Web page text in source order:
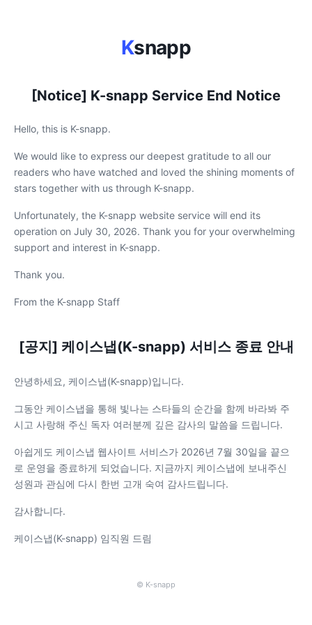
Ksnapp
[Notice] K-snapp Service End Notice
Hello, this is K-snapp.
We would like to express our deepest gratitude to all our
readers who have watched and loved the shining moments of
stars together with us through K-snapp.
Unfortunately, the K-snapp website service will end its
operation on July 30, 2026. Thank you for your overwhelming
support and interest in K-snapp.
Thank you.
From the K-snapp Staff
[공지] 케이스냅(K-snapp) 서비스 종료 안내
안녕하세요, 케이스냅(K-snapp)입니다.
그동안 케이스냅을 통해 빛나는 스타들의 순간을 함께 바라봐 주
시고 사랑해 주신 독자 여러분께 깊은 감사의 말씀을 드립니다.
아쉽게도 케이스냅 웹사이트 서비스가 2026년 7월 30일을 끝으
로 운영을 종료하게 되었습니다. 지금까지 케이스냅에 보내주신
성원과 관심에 다시 한번 고개 숙여 감사드립니다.
감사합니다.
케이스냅(K-snapp) 임직원 드림
© K-snapp